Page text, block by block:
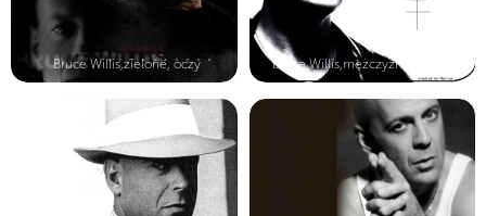
Bruce Willis,zielone, oczy Bruce Willis,mężczyzna, okulary